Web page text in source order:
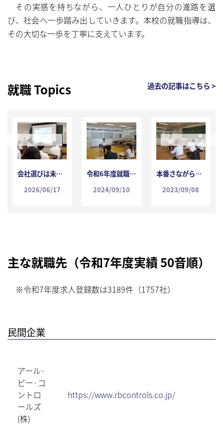
その実感を持ちながら、一人ひとりが自分の進路を選
び、社会へ一歩踏み出していきます。本校の就職指導は、
その大切な一歩を丁寧に支えています。
就職 Topics 過去の記事はこちら >
< >
会社選びは未来選び～3年生就職ガイダンスを実施～
2026/06/17
令和6年度就職模擬面接
2024/09/10
本番さながら緊張の模擬面接
2023/09/08
主な就職先（令和7年度実績 50音順）
※令和7年度求人登録数は3189件（1757社）
民間企業
アール·
ビー·コ
ントロ
ールズ
(株)
https://www.rbcontrols.co.jp/